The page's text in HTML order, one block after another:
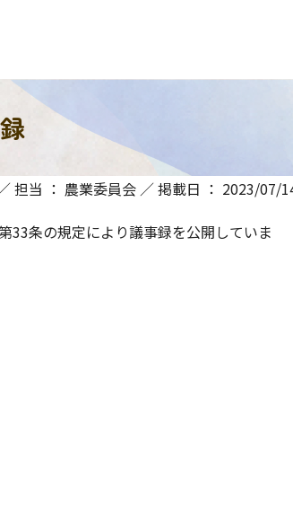
担当 ： 農業委員会 ／ 掲載日 ： 2023/07/
33条の規定により議事録を公開していま